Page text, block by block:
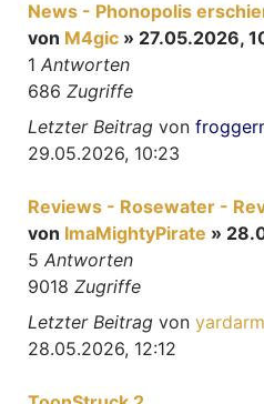
News - Phonopolis
von M4gic » 27.05.2026,
1 Antworten
686 Zugriffe
Letzter Beitrag von
29.05.2026, 10:23
Reviews - Rosewater -
von ImaMightyPirate »
5 Antworten
9018 Zugriffe
Letzter Beitrag von
28.05.2026, 12:12